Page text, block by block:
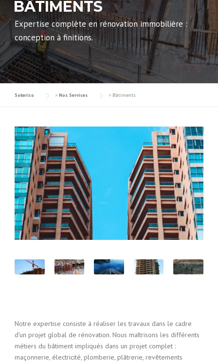
BÂTIMENTS
Expertise complète en rénovation immobilière :
conception à finitions.
Sokerico > Nos Services > Bâtiments
Notre expertise consiste à réaliser les travaux dans le cadre
d’un projet global de rénovation. Nous maîtrisons les différents
métiers du bâtiment impliqués dans un projet complet :
maçonnerie, électricité, plomberie, plâtrerie, revêtements